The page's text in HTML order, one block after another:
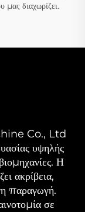
μας διαχωρίζει.
Co., Ltd
υψηλής
Η
ακρίβεια,
παραγωγή.
σε